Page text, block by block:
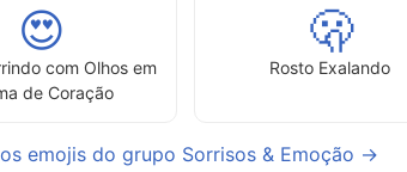
😍
com Olhos em
de Coração
🫢
Rosto Exalando
emojis do grupo Sorrisos & Emoção →